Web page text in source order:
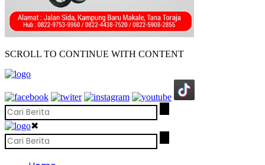
SCROLL TO CONTINUE WITH CONTENT
✖